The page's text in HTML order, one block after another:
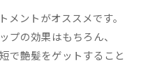
メントがオススメです。
プの効果はもちろん、
で艶髪をゲットすること